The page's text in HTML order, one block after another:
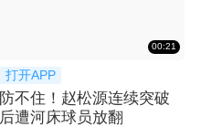
00:21
打开APP
防不住！赵松源连续突破
后遭河床球员放翻